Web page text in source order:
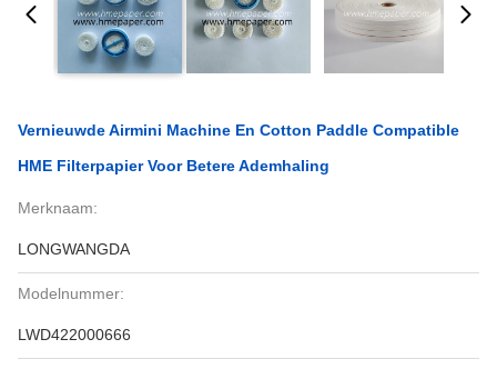
Vernieuwde Airmini Machine En Cotton Paddle Compatible
HME Filterpapier Voor Betere Ademhaling
Merknaam:
LONGWANGDA
Modelnummer:
LWD422000666